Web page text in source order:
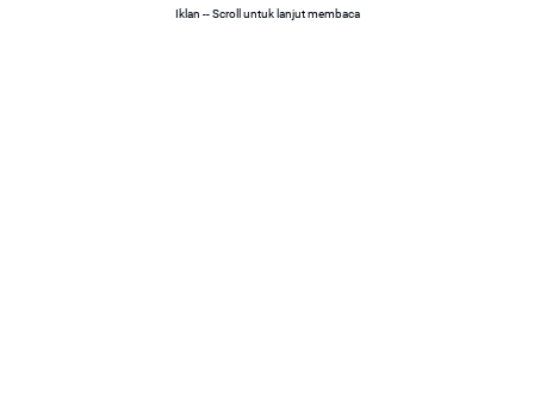
Iklan -- Scroll untuk lanjut membaca